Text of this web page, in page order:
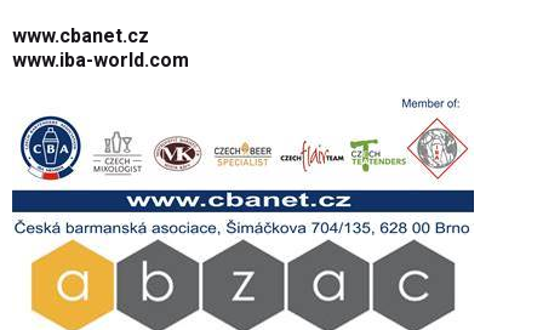
www.cbanet.cz
www.iba-world.com